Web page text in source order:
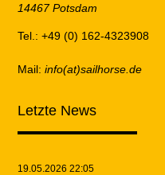
14467 Potsdam
Tel.: +49 (0) 162-4323908
Mail:info(at)sailhorse.de
Letzte News
19.05.2026 22:05